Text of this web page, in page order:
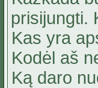
prisijungti.
Kas yra
Kodėl aš
Ką daro